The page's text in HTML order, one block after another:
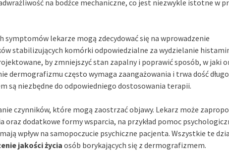
na bodźce mechaniczne, co jest niezwykle istotne w
symptomów lekarze mogą zdecydować się na wprowadzenie
stabilizujących komórki odpowiedzialne za wydzielanie
by zmniejszyć stan zapalny i poprawić sposób, w jaki
dermografizmu często wymaga zaangażowania i trwa dość
są niezbędne do odpowiedniego dostosowania terapii.
czynników, które mogą zaostrzać objawy. Lekarz może
oraz dodatkowe formy wsparcia, na przykład pomoc
wpływ na samopoczucie psychiczne pacjenta. Wszystkie te
jakości życiaosób borykających się z dermografizmem.